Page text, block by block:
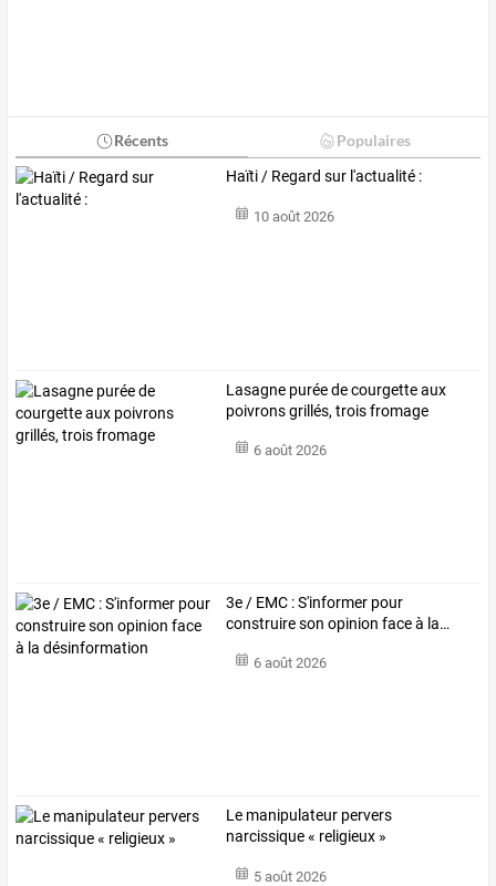
Récents Populaires
Haïti / Regard sur l'actualité :
10 août 2026
Lasagne purée de courgette aux
poivrons grillés, trois fromage
6 août 2026
3e / EMC :S'informer pour
construireson opinion faceà la…
6 août 2026
Le manipulateur pervers
narcissique « religieux »
5 août 2026